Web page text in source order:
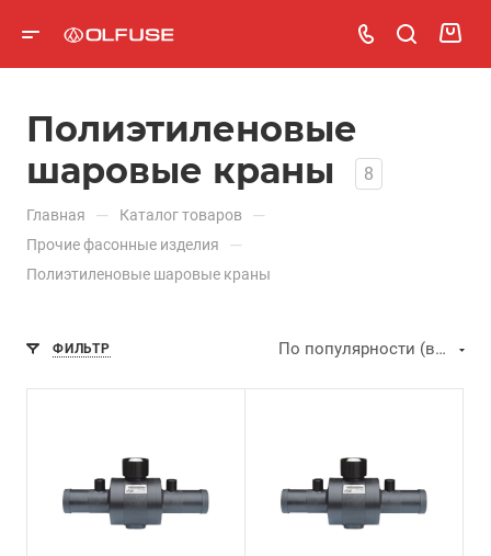
Полиэтиленовые
шаровые краны
8
Главная — Каталог товаров —
Прочие фасонные изделия —
Полиэтиленовые шаровые краны
ФИЛЬТР По популярности (возрастание)